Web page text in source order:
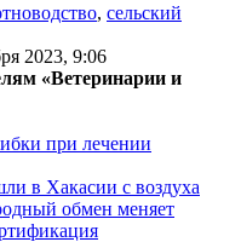
, сельский
2023, 9:06
«Ветеринарии и
при лечении
в Хакасии с воздуха
обмен меняет